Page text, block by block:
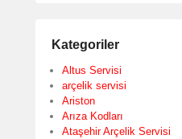
Kategoriler
Altus Servisi
arçelik servisi
Ariston
Arıza Kodları
Ataşehir Arçelik Servisi